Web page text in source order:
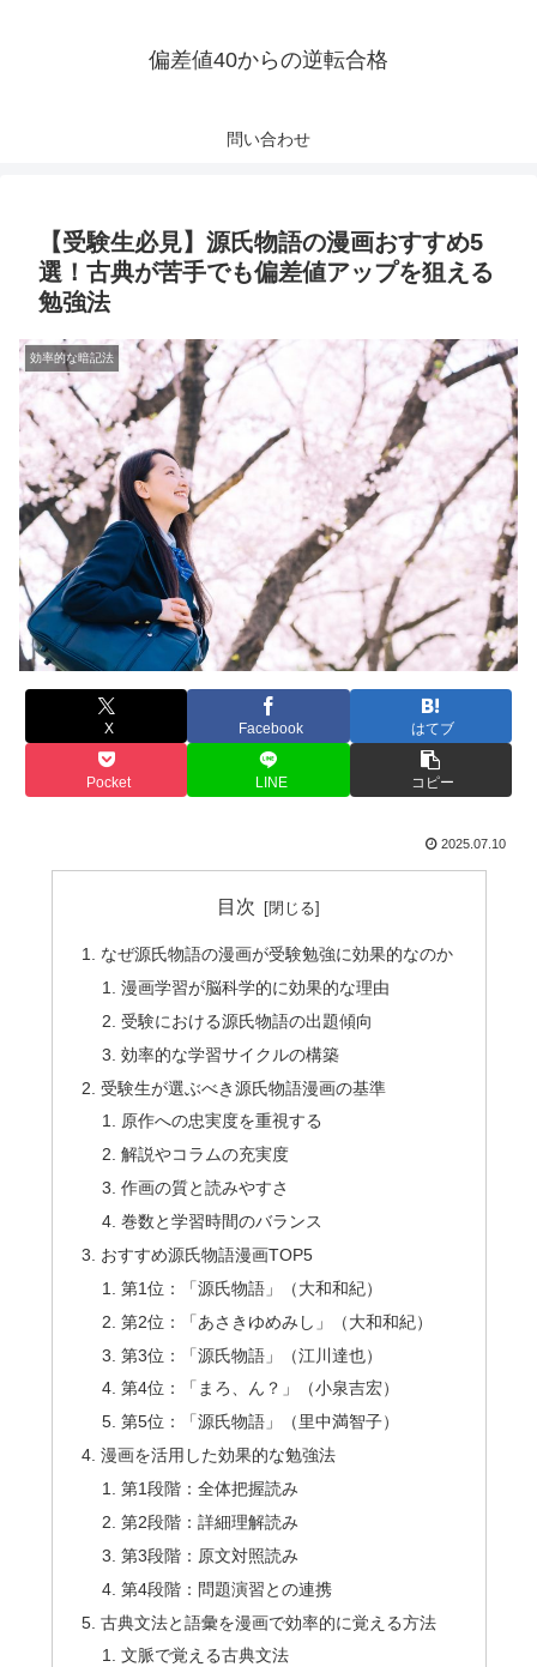
偏差値40からの逆転合格
問い合わせ
【受験生必見】源氏物語の漫画おすすめ5
選！古典が苦手でも偏差値アップを狙える
勉強法
効率的な暗記法
X Facebook はてブ
Pocket LINE コピー
2025.07.10
目次
なぜ源氏物語の漫画が受験勉強に効果的なのか
漫画学習が脳科学的に効果的な理由
受験における源氏物語の出題傾向
効率的な学習サイクルの構築
受験生が選ぶべき源氏物語漫画の基準
原作への忠実度を重視する
解説やコラムの充実度
作画の質と読みやすさ
巻数と学習時間のバランス
おすすめ源氏物語漫画TOP5
第1位：「源氏物語」（大和和紀）
第2位：「あさきゆめみし」（大和和紀）
第3位：「源氏物語」（江川達也）
第4位：「まろ、ん？」（小泉吉宏）
第5位：「源氏物語」（里中満智子）
漫画を活用した効果的な勉強法
第1段階：全体把握読み
第2段階：詳細理解読み
第3段階：原文対照読み
第4段階：問題演習との連携
古典文法と語彙を漫画で効率的に覚える方法
文脈で覚える古典文法